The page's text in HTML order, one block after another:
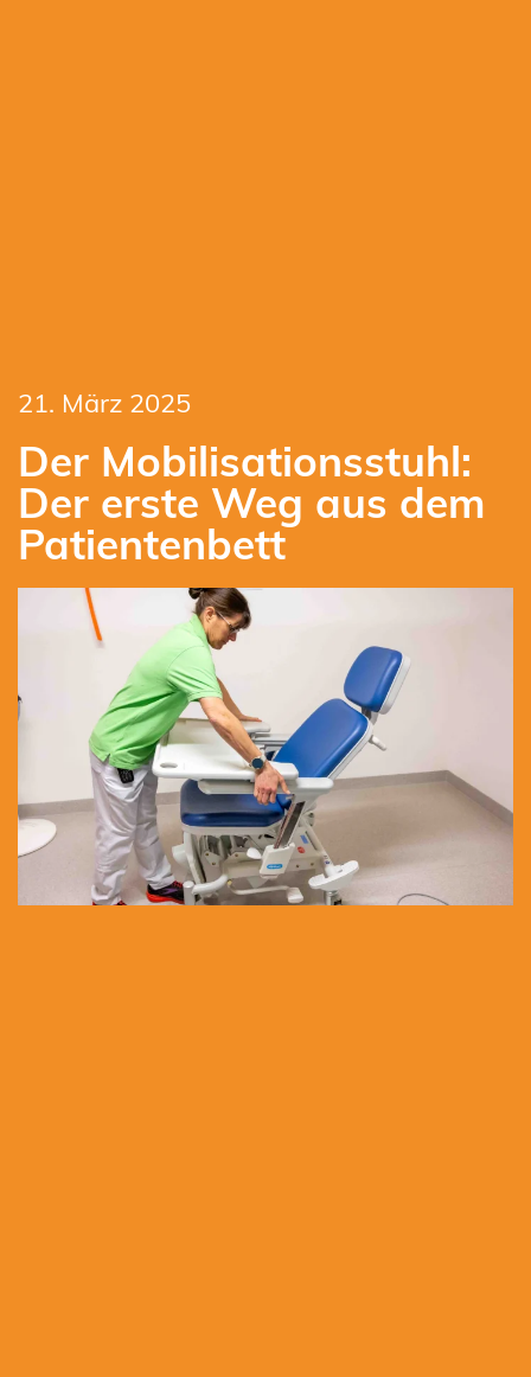
21. März 2025
Der Mobilisationsstuhl:
Der erste Weg aus dem
Patientenbett